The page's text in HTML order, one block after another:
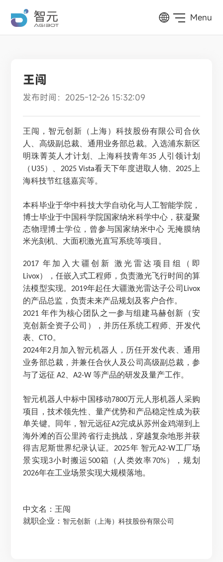
Menu
王闯
发布时间：2025-12-26 15:32:09
王闯， 智元创新（上海）科技股份有限公司 合伙
人、高级副总裁、通用业务部总裁。入选浦东新区
明珠菁英人才计划、上海科技青年35 人引领计划
（ U35）、 2025 Vista看天下年度进取人物、 2025 上
海科技节红毯嘉宾等。
本科毕业于华中科技大学自动化与人工智能学院，
博士毕业于中国科学院国家纳米科学中心，获凝聚
态物理博士学位，曾参与国家纳米中心 无掩膜纳
米光刻机、大面积激光直写系统等项目。
2017 年加入大疆创新 激光雷达项目组（即
Livox），任嵌入式工程师，负责激光飞行时间的算
法模型实现。 2019年起任大疆激光雷达子公司 Livox
的产品总监，负责未来产品规划及客户合作。
2021年作为核心团队之一参与组建马赫创新（安
克创新全资子公司），并历任系统工程师、开发代
表、CTO。
2024年2 月加入智元机器人，历任开发代表、通用
业务部总裁，并兼任合伙人及公司高级副总裁，参
与了远征A2 、A2-W等产品的研发及量产工作。
智元机器人中标中国移动7800万元人形机器人采购
项目，技术领先性、量产优势和产品稳定性成为获
单关键。同年，智元远征A2完成从苏州金鸡湖到上
海外滩的百公里跨省行走挑战，穿越复杂地形并获
得吉尼斯世界纪录认证。 2025年 智元A2-W工厂场
景实现3小时搬运 500箱（人类效率70%），规划
2026年在工业场景实现大规模落地。
中文名：王闯
就职企业： 智元创新（上海）科技股份有限公司